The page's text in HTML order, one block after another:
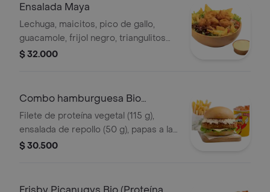
Ensalada Maya
Lechuga, maicitos, pico de gallo,
guacamole, frijol negro, triangulitos
de maíz y aderezo mexicano. Elige tu
$ 32.000
Combo hamburguesa Bio
(Proteína Vegetal)
Filete de proteína vegetal (115 g),
ensalada de repollo (50 g), papas a la
francesa mediana (60 g) y gaseosa
$ 30.500